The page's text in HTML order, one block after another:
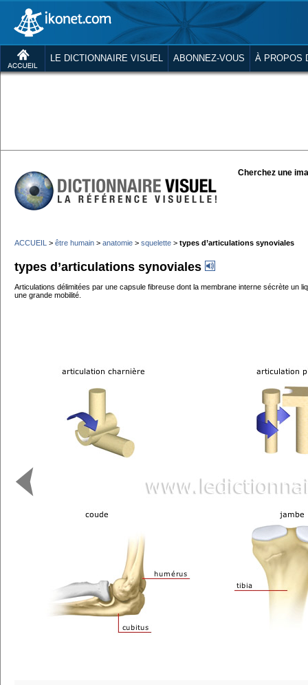
LE DICTIONNAIRE VISUEL ABONNEZ-VOUS À PROPOS
Cherchez une
ACCUEIL > être humain > anatomie > squelette > types d’articulations synoviales
types d’articulations synoviales
Articulations délimitées par une capsule fibreuse dont la membrane interne sécrète un
une grande mobilité.